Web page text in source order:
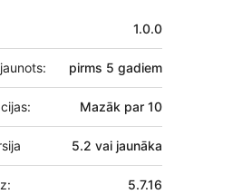
1.0.0
pirms 5 gadiem
Mazāk par 10
5.2 vai jaunāka
5.7.16